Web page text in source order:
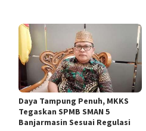
Daya Tampung Penuh, MKKS
Tegaskan SPMB SMAN 5
Banjarmasin Sesuai Regulasi